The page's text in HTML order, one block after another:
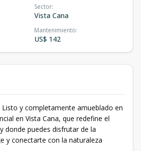
Sector:
Vista Cana
Mantenimiento:
US$ 142
y completamente amueblado en
en Vista Cana, que redefine el
donde puedes disfrutar de la
y conectarte con la naturaleza